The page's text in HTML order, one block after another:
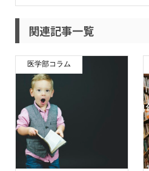
関連記事一覧
医学部コラム